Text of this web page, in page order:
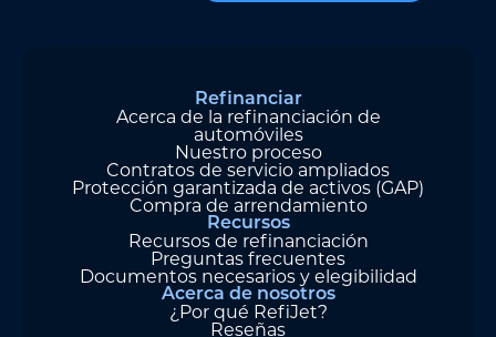
Refinanciar
Acerca de la refinanciación de
automóviles
Nuestro proceso
Contratos de servicio ampliados
Protección garantizada de activos (GAP)
Compra de arrendamiento
Recursos
Recursos de refinanciación
Preguntas frecuentes
Documentos necesarios y elegibilidad
Acerca de nosotros
¿Por qué RefiJet?
Reseñas